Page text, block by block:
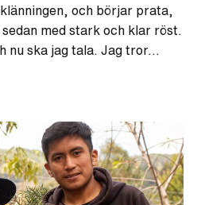
och börjar prata,
med stark och klar röst.
nu ska jag tala. Jag tror…